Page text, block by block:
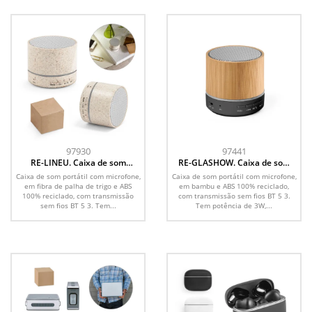
97930
RE-LINEU. Caixa de som
portátil com microfone e
autonomia de 4h30 (400 mAh),
em fibra de palha de trigo e
ABS 100% reciclado
Caixa de som portátil com microfone,
em fibra de palha de trigo e ABS
100% reciclado, com transmissão
sem fios BT 5 3. Tem...
97441
RE-GLASHOW. Caixa de som
portátil com microfone e
autonomia de 4h30 (400 mAH),
em bambu e ABS 100%
reciclado
Caixa de som portátil com microfone,
em bambu e ABS 100% reciclado,
com transmissão sem fios BT 5 3.
Tem potência de 3W,...